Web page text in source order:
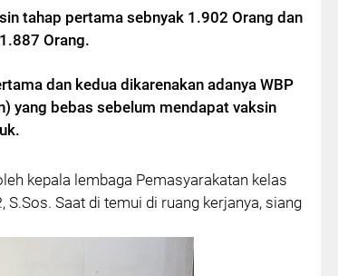
tahap pertama sebnyak 1.902 Orang dan
Orang.
dan kedua dikarenakan adanya WBP
yang bebas sebelum mendapat vaksin
kepala lembaga Pemasyarakatan kelas
S.Sos. Saat di temui di ruang kerjanya, siang